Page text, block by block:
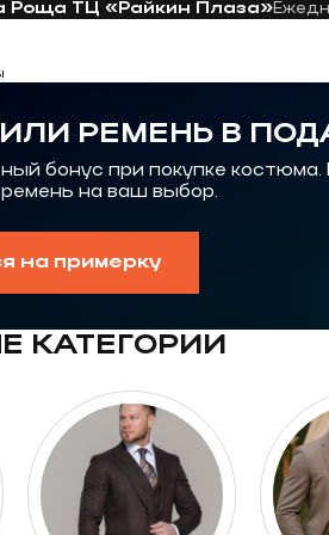
Роща ТЦ «Райкин Плаза»
Галстуки
Контакты
ИЛИ РЕМЕНЬ В
бонус при покупке
на ваш выбор.
на примерку
КАТЕГОРИИ
Костюмы oversize
Перейти к